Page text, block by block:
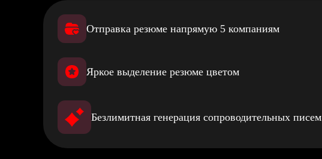
Отправка резюме напрямую 5 компаниям
Яркое выделение резюме цветом
Безлимитная генерация сопроводительных писем